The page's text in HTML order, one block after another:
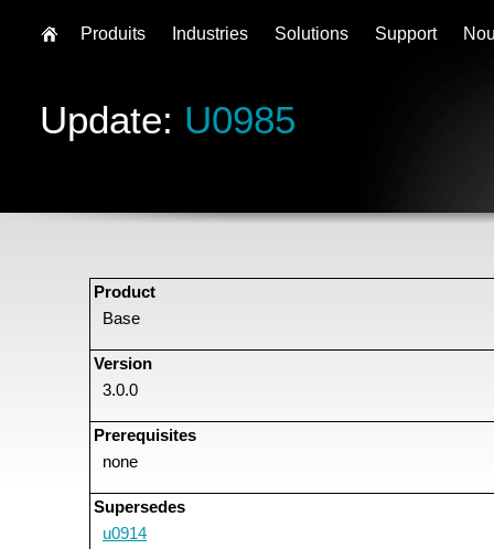
Update: U0985
Product
Base
Version
3.0.0
Prerequisites
none
Supersedes
u0914
Produits Industries Solutions Support